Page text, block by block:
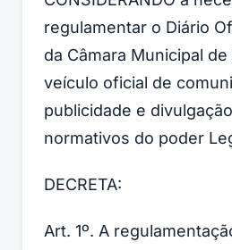
regulamentar o Diário
da Câmara Municipal
veículo oficial de
publicidade e
normativos do poder
DECRETA:
Art. 1º. A